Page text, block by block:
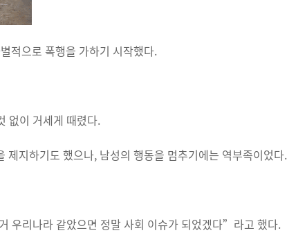
적으로 폭행을 가하기 시작했다.
없이 거세게 때렸다.
제지하기도 했으나, 남성의 행동을 멈추기에는 역부족이었다.
우리나라 같았으면 정말 사회 이슈가 되었겠다”라고 했다.